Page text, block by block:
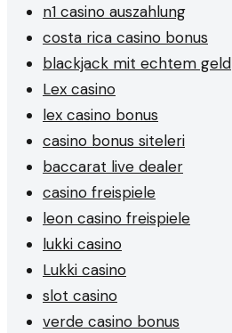
n1 casino auszahlung
costa rica casino bonus
blackjack mit echtem geld
Lex casino
lex casino bonus
casino bonus siteleri
baccarat live dealer
casino freispiele
leon casino freispiele
lukki casino
Lukki casino
slot casino
verde casino bonus